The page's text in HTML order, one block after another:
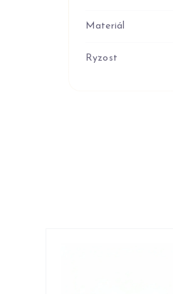
Materiál
Ryzost